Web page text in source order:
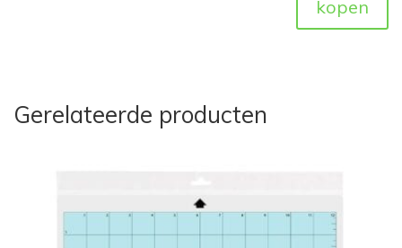
kopen
Gerelateerde producten